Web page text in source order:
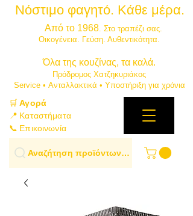
Νόστιμο φαγητό. Κάθε μέρα.
Από το 1968. Στο τραπέζι σας.
​Οικογένεια. Γεύση. Αυθεντικότητα.
​Όλα της κουζίνας, τα καλά.
Πρόδρομος Χατζηκυριάκος
​Service • Ανταλλακτικά • Υποστήριξη για χρόνια
🛒Αγορά
📍 Καταστήματα
📞 Επικοινωνία
Αναζήτηση προϊόντων…